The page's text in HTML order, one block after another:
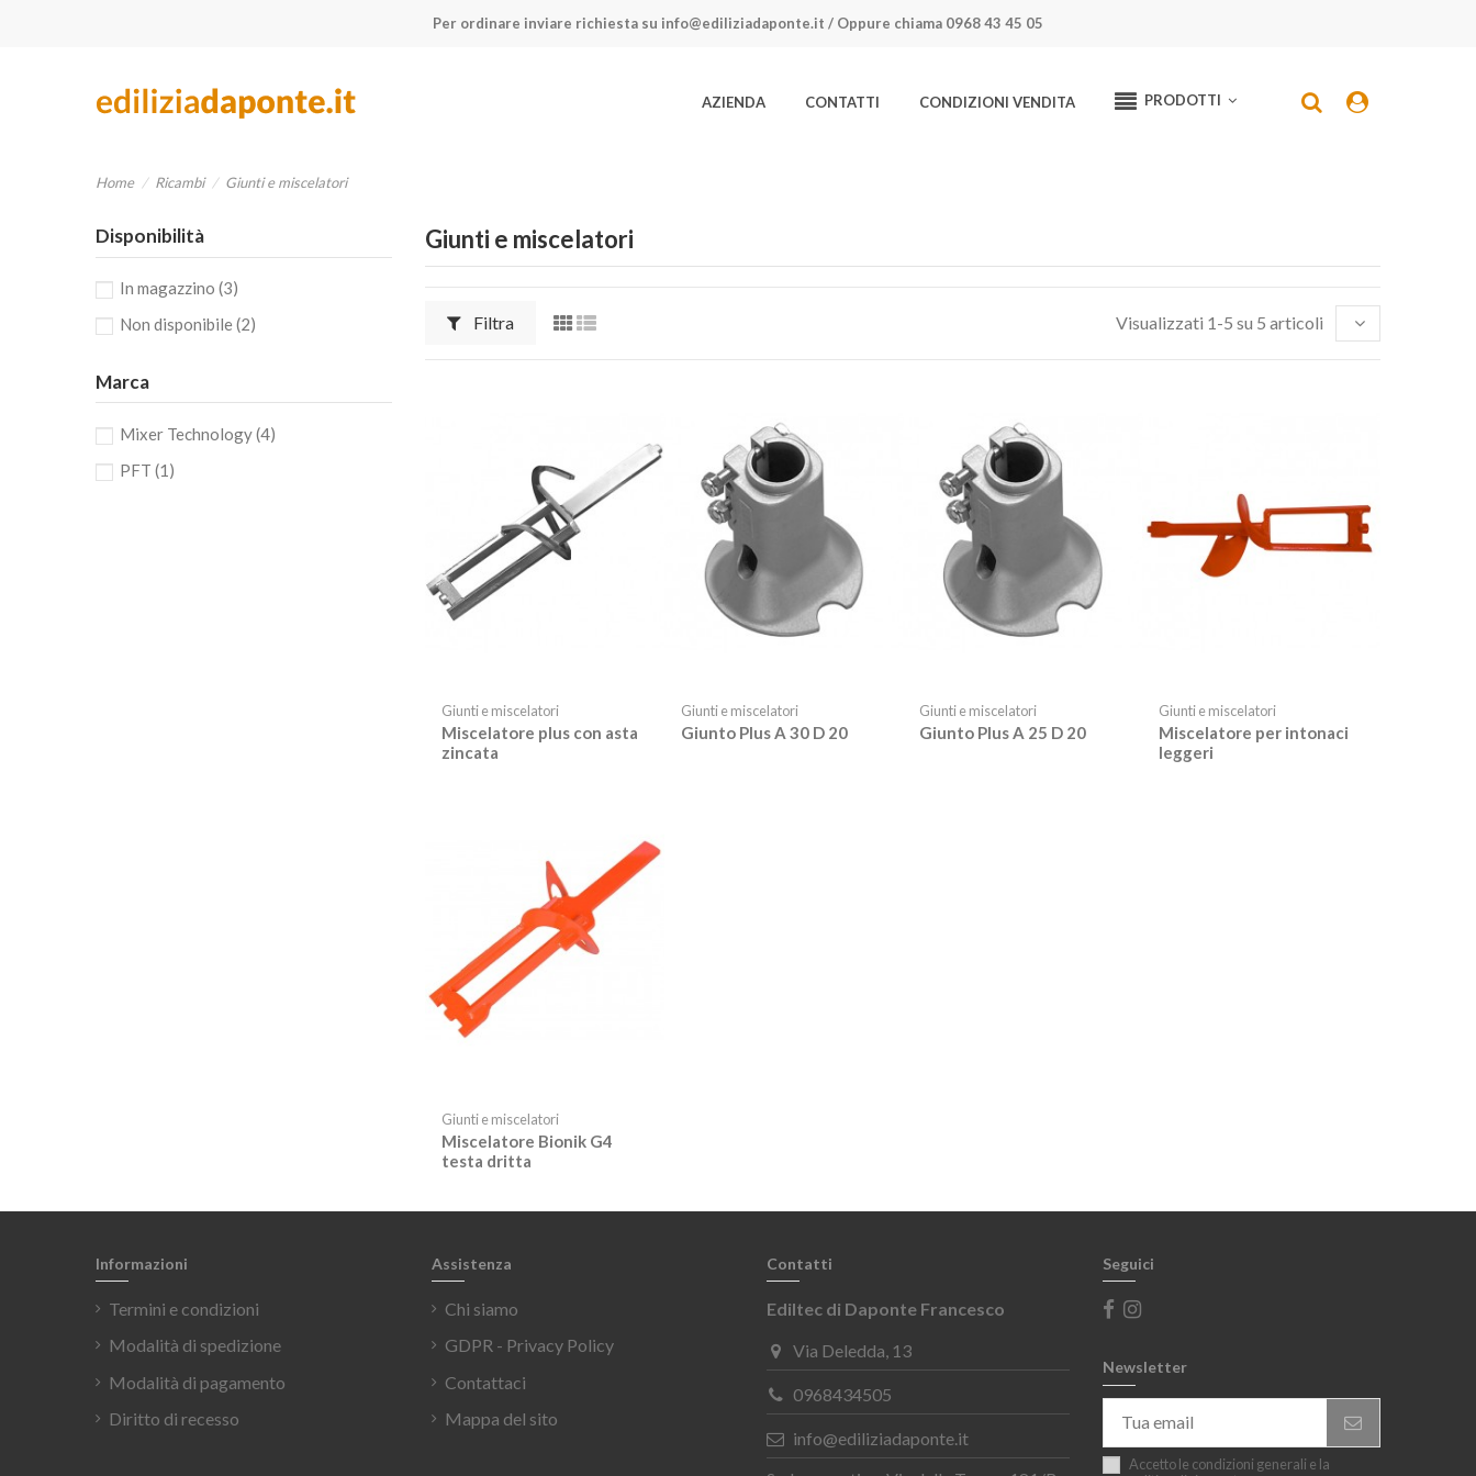
Per ordinare inviare richiesta su info@ediliziadaponte.it / Oppure chiama 0968 43 45 05
PRODOTTI
CONDIZIONI VENDITA
CONTATTI
AZIENDA
Home Ricambi Giunti e miscelatori
Giunti e miscelatori
Filtra Visualizzati 1-5 su 5 articoli
Giunti e miscelatori
Miscelatore plus con asta
zincata
Giunti e miscelatori
Giunto Plus A 30 D 20
Giunti e miscelatori
Giunto Plus A 25 D 20
Giunti e miscelatori
Miscelatore per intonaci
leggeri
Giunti e miscelatori
Miscelatore Bionik G4
testa dritta
Disponibilità
In magazzino (3)
Non disponibile(2)
Marca
Mixer Technology(4)
PFT (1)
Informazioni
Termini e condizioni
Modalità di spedizione
Modalità di pagamento
Diritto di recesso
Assistenza
Chi siamo
GDPR - Privacy Policy
Contattaci
Mappa del sito
Contatti
Ediltec di Daponte Francesco
Via Deledda, 13
0968434505
info@ediliziadaponte.it
Seguici
Newsletter
Accetto le condizioni generali e la